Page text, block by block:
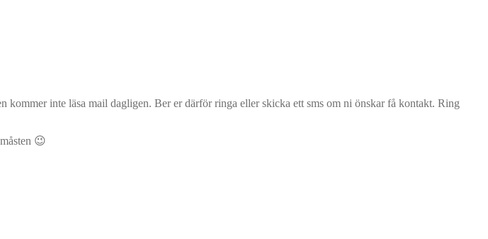
inte läsa mail dagligen. Ber er därför ringa eller skicka ett sms om ni önskar få kontakt. Ring
😉